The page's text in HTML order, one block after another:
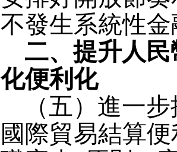
不發生系統性
二、提升人
化便利化
（五）進一
國際貿易結算